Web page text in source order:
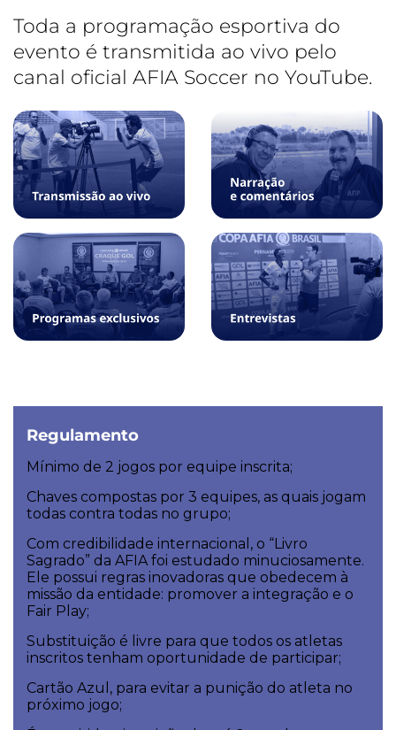
Toda a programação esportiva do
evento é transmitida ao vivo pelo
canal oficial AFIA Soccer no YouTube.
Regulamento
Mínimo de 2 jogos por equipe inscrita;
Chaves compostas por 3 equipes, as quais jogam
todas contra todas no grupo;
Com credibilidade internacional, o “Livro
Sagrado” da AFIA foi estudado minuciosamente.
Ele possui regras inovadoras que obedecem à
missão da entidade: promover a integração e o
Fair Play;
Substituição é livre para que todos os atletas
inscritos tenham oportunidade de participar;
Cartão Azul, para evitar a punição do atleta no
próximo jogo;